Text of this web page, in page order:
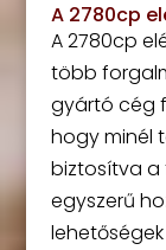
A 2780cp
A 2780cp
több
gyártó cég
hogy minél
biztosítva a
egyszerű